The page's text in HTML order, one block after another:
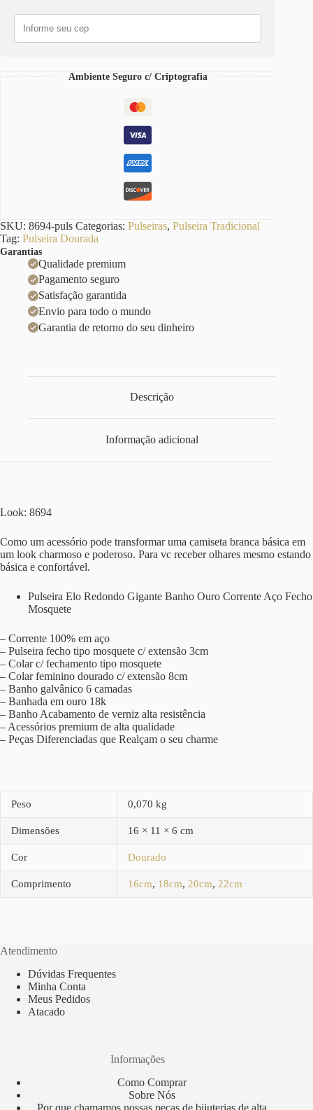
Aço
Fecho
Mosquete
Ambiente Seguro c/ Criptografia
SKU: 8694-puls Categorias: Pulseiras, Pulseira Tradicional
Tag: Pulseira Dourada
Garantias
Qualidade premium
Pagamento seguro
Satisfação garantida
Envio para todo o mundo
Garantia de retorno do seu dinheiro
Descrição
Informação adicional
Look: 8694
Como um acessório pode transformar uma camiseta branca básica em
um look charmoso e poderoso. Para vc receber olhares mesmo estando
básica e confortável.
Pulseira Elo Redondo Gigante Banho Ouro Corrente Aço Fecho
Mosquete
– Corrente 100% em aço
– Pulseira fecho tipo mosquete c/ extensão 3cm
– Colar c/ fechamento tipo mosquete
– Colar feminino dourado c/ extensão 8cm
– Banho galvânico 6 camadas
– Banhada em ouro 18k
– Banho Acabamento de verniz alta resistência
– Acessórios premium de alta qualidade
– Peças Diferenciadas que Realçam o seu charme
Peso 0,070 kg
Dimensões 16 × 11 × 6 cm
Cor Dourado
Comprimento 16cm, 18cm, 20cm, 22cm
Atendimento
Dúvidas Frequentes
Minha Conta
Meus Pedidos
Atacado
Informações
Como Comprar
Sobre Nós
Por que chamamos nossas peças de bijuterias de alta